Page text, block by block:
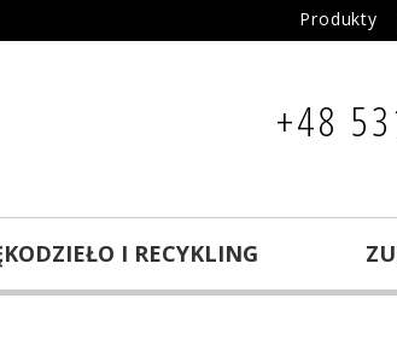
Produkty
+48
I RECYKLING